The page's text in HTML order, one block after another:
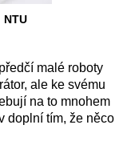
malé roboty
ale ke svému
na to mnohem
doplní tím, že něco